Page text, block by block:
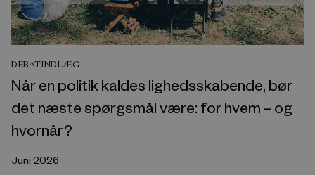
DEBATINDLÆG
Når en politik kaldes lighedsskabende, bør
det næste spørgsmål være: for hvem – og
hvornår?
Juni 2026